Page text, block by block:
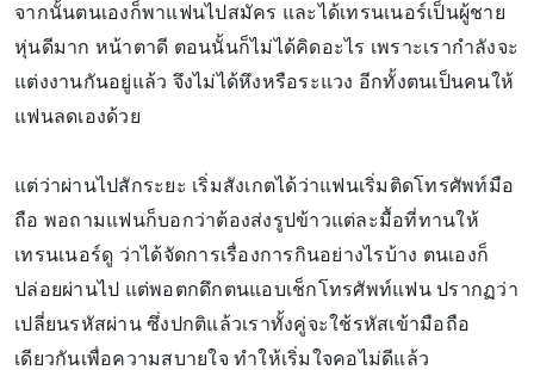
จากนั้นตนเองก็พาแฟนไปสมัคร และได้เทรนเนอร์เป็นผู้ชาย
หุ่นดีมาก หน้าตาดี ตอนนั้นก็ไม่ได้คิดอะไร เพราะเรากำลังจะ
แต่งงานกันอยู่แล้ว จึงไม่ได้หึงหรือระแวง อีกทั้งตนเป็นคนให้
แฟนลดเองด้วย
แต่ว่าผ่านไปสักระยะ เริ่มสังเกตได้ว่าแฟนเริ่มติดโทรศัพท์มือ
ถือ พอถามแฟนก็บอกว่าต้องส่งรูปข้าวแต่ละมื้อที่ทานให้
เทรนเนอร์ดู ว่าได้จัดการเรื่องการกินอย่างไรบ้าง ตนเองก็
ปล่อยผ่านไป แต่พอตกดึกตนแอบเช็กโทรศัพท์แฟน ปรากฏว่า
เปลี่ยนรหัสผ่าน ซึ่งปกติแล้วเราทั้งคู่จะใช้รหัสเข้ามือถือ
เดียวกันเพื่อความสบายใจ ทำให้เริ่มใจคอไม่ดีแล้ว